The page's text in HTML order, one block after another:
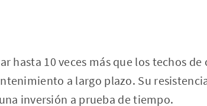
hasta 10 veces más que los techos de
a largo plazo. Su
inversión a prueba de tiempo.